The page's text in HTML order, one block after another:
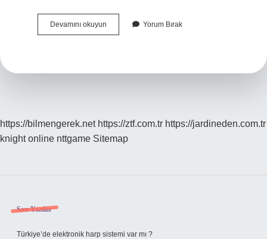
Devamını okuyun Sahanda
Yumurta
Yorum Bırak
https://bilmengerek.net https://ztf.com.tr https://jardineden.com.tr
knight online nttgame Sitemap
Sidebar
Son Yazılar
Türkiye’de elektronik harp sistemi var mı ?